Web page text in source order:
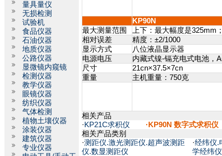
量具量仪
无损检测
试验机
食品仪器
石油仪器
地质仪器
公路仪器
显微镜内窥镜
检测仪器
教学仪器
眼镜仪器
纺织仪器
气体检测
植物土壤仪器
涂装仪器
建筑仪器
专业仪器
KP90N
最大测量范围
上下：最大幅度是325mm
相对误差
精度：±2/1000
显示方式
八位液晶显示器
电源电压
内藏式镍-镉充电式电池，
尺寸
21cn×37.5×7cn
重量
主机重量：750克
相关产品
·KP21C求积仪
·KP90N 数字式求积仪
相关产品类别
·测距仪.激光测距仪.超声波测距
仪.数显测距仪
·经纬仪.
学经纬仪